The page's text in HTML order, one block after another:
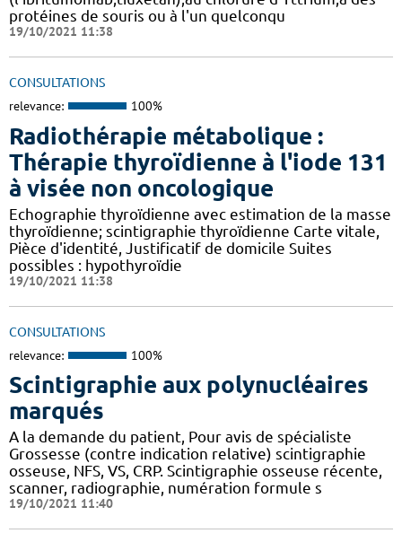
protéines de souris ou à l'un quelconqu
19/10/2021 11:38
CONSULTATIONS
relevance: 100%
Radiothérapie métabolique :
Thérapie thyroïdienne à l'iode 131
à visée non oncologique
Echographie thyroïdienne avec estimation de la masse
thyroïdienne; scintigraphie thyroïdienne Carte vitale,
Pièce d'identité, Justificatif de domicile Suites
possibles : hypothyroïdie
19/10/2021 11:38
CONSULTATIONS
relevance: 100%
Scintigraphie aux polynucléaires
marqués
A la demande du patient, Pour avis de spécialiste
Grossesse (contre indication relative) scintigraphie
osseuse, NFS, VS, CRP. Scintigraphie osseuse récente,
scanner, radiographie, numération formule s
19/10/2021 11:40